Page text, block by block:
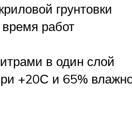
грунтовки
работ
в один слой
+20С и 65%